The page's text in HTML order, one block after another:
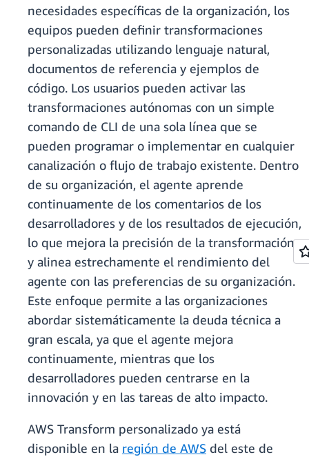
necesidades específicas de la organización, los
equipos pueden definir transformaciones
personalizadas utilizando lenguaje natural,
documentos de referencia y ejemplos de
código. Los usuarios pueden activar las
transformaciones autónomas con un simple
comando de CLI de una sola línea que se
pueden programar o implementar en cualquier
canalización o flujo de trabajo existente. Dentro
de su organización, el agente aprende
continuamente de los comentarios de los
desarrolladores y de los resultados de ejecución,
lo que mejora la precisión de la transformación
y alinea estrechamente el rendimiento del
agente con las preferencias de su organización.
Este enfoque permite a las organizaciones
abordar sistemáticamente la deuda técnica a
gran escala, ya que el agente mejora
continuamente, mientras que los
desarrolladores pueden centrarse en la
innovación y en las tareas de alto impacto.
AWS Transform personalizado ya está
disponible en la región de AWS del este de